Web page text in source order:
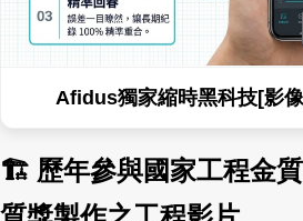
Afidus獨家縮時黑科技[無線免
運作?
🏗 歷年參與國家工程金